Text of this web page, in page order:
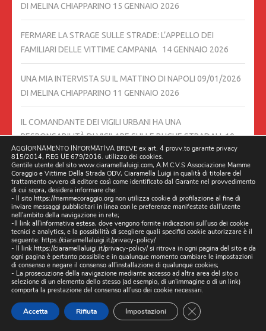
DI MELINA CHIAPPARINO 15 GENNAIO 2026
FERMARE LA STRAGE SULLE STRADE: L’APPELLO DEI
FAMILIARI DELLE VITTIME CAMPANIA
14 GENNAIO 2026
UNA MIA INTERVISTA SU IL MATTINO DI NAPOLI 09/01/2026
DI MELINA CHIAPPARINO 11 GENNAIO 2026
IL COMANDANTE DEI VIGILI URBANI HA UNA
RESPONSABILITÀ DI VIGILARE SULLE BUCHE STRADALI.10
GENNAIO 2026
LETTERA APERTA A TUTTI I CITTADINI DI AVERSA PER LE
CRITICITÀ DELLO STATO PESSIMO DELLE STRADA DELLA
CITTÀ.– 10 GENNAIO 2026
ASSOCIAZIONI VITTIME DELLA STRADA: URGENTE UN
TAVOLO TECNICO CONTRO LA STRAGE IN CAMPANIA 4
GENNAIO 2026
LE ASSOCIAZIONI VITTIME DELLA STRADA CHIEDONO UN
INCONTRO CON IL PRESIDENTE FICO, PREFETTI DELLA
AGGIORNAMENTO INFORMATIVA BREVE ex art. 4 provv.to garante privacy
815/2014, REG UE 679/2016. utilizzo dei cookies.
Gentile utente del sito www.ciaramellaluigi.com, A.M.C.V.S Associazione Mamme
Coraggio e Vittime Della Strada ODV, Ciaramella Luigi in qualità di titolare del
trattamento ovvero di editore così come identificato dal Garante nel provvedimento
di cui sopra, desidera informare che:
- Il sito https://mammecoraggio.org non utilizza cookie di profilazione al fine di
inviare messaggi pubblicitari in linea con le preferenze manifestate dall'utente
nell'ambito della navigazione in rete;
-Il link all'informativa estesa, dove vengono fornite indicazioni sull'uso dei cookie
tecnici e analytics, e la possibilità di scegliere quali specifici cookie autorizzare è il
seguente: https://ciaramellaluigi.it/privacy-policy/
- Il link https://ciaramellaluigi.it/privacy-policy/si ritrova in ogni pagina del sito e da
ogni pagina è pertanto possibile e in qualunque momento cambiare le impostazioni
di consenso e negare il consenso all'installazione di qualunque cookies;
- La prosecuzione della navigazione mediante accesso ad altra area del sito o
selezione di un elemento dello stesso (ad esempio, di un'immagine o di un link)
comporta la prestazione del consenso all'uso dei cookie necessari.
Accetta Rifiuta Impostazioni CLOSE GDPR